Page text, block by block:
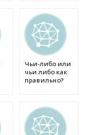
Чьи-либо или
чьи либо как
правильно?